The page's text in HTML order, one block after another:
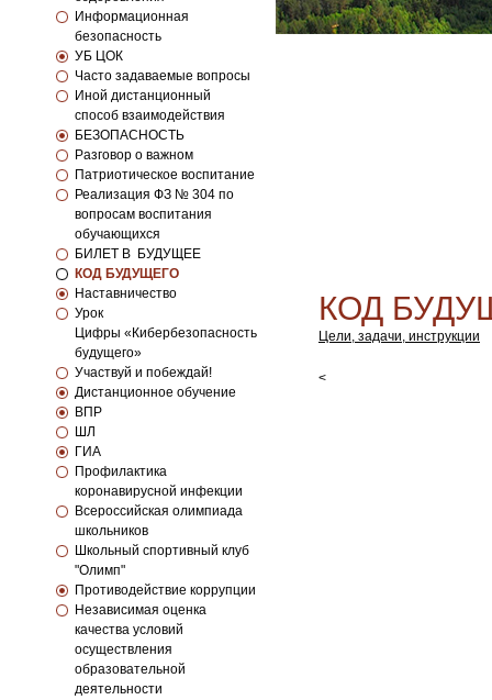
Информационная
безопасность
УБ ЦОК
Часто задаваемые вопросы
Иной дистанционный
способ взаимодействия
БЕЗОПАСНОСТЬ
Разговор о важном
Патриотическое воспитание
Реализация ФЗ № 304 по
вопросам воспитания
обучающихся
БИЛЕТ В БУДУЩЕЕ
КОД БУДУЩЕГО
Наставничество
Урок
Цифры «Кибербезопасность
будущего»
Участвуй и побеждай!
Дистанционное обучение
ВПР
ШЛ
ГИА
Профилактика
коронавирусной инфекции
Всероссийская олимпиада
школьников
Школьный спортивный клуб
"Олимп"
Противодействие коррупции
Независимая оценка
качества условий
осуществления
образовательной
деятельности
КОД
Цели, задачи, инструкции
<